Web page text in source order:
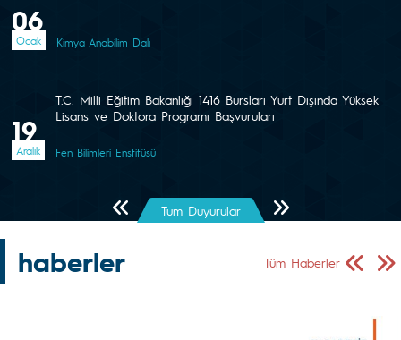
06
Ocak Kimya Anabilim Dalı
19
Aralık
T.C. Milli Eğitim Bakanlığı 1416 Bursları Yurt Dışında Yüksek
Lisans ve Doktora Programı Başvuruları
Fen Bilimleri Enstitüsü
Önceki SayfaTüm Duyurular Sonraki Sayfa
haberler Tüm Haberler
Önceki